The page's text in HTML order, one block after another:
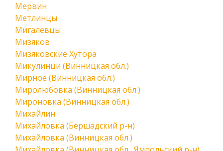
Мервин
Метлинцы
Мигалевцы
Мизяков
Мизяковские Хутора
Микулинци (Винницкая обл.)
Мирное (Винницкая обл.)
Миролюбовка (Винницкая обл.)
Мироновка (Винницкая обл.)
Михайлин
Михайловка (Бершадский р-н)
Михайловка (Винницкая обл.)